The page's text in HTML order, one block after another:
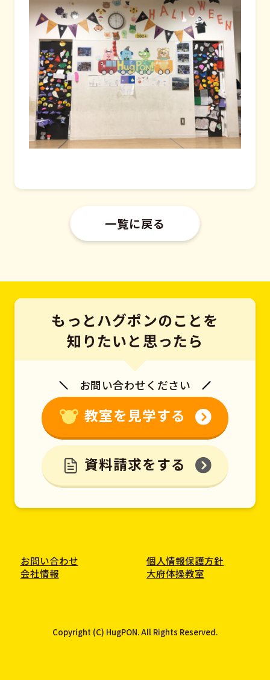
一覧に戻る
もっとハグポンのことを
知りたいと思ったら
お問い合わせください
教室を見学する
資料請求をする
お問い合わせ
個人情報保護方針
会社情報
大府体操教室
Copyright (C) HugPON. All Rights Reserved.